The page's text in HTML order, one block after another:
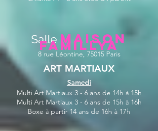
Salle Maison
Famillya
8 rue Léontine, 75015 Paris
ART MARTIAUX
Samedi
Multi Art Martiaux 3 - 6 ans de 14h à 15h
Multi Art Martiaux 3 - 6 ans de 15h à 16h
Boxe à partir 14 ans de 16h à 17h